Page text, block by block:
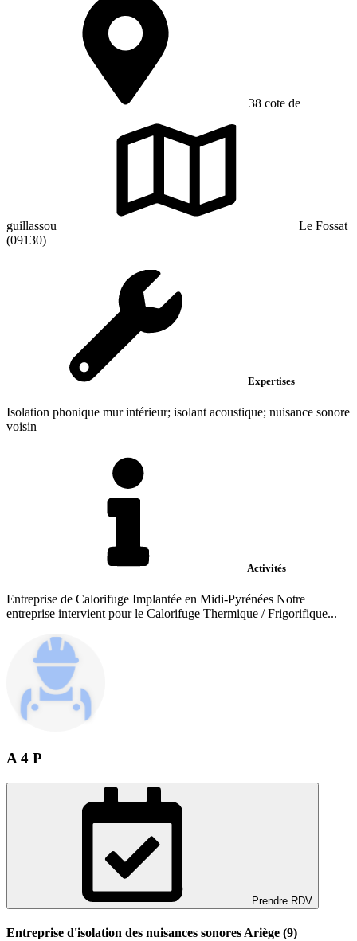
38 cote de
guillassou
Le Fossat
(09130)
Expertises
Isolation phonique mur intérieur; isolant acoustique; nuisance sonore
voisin
Activités
Entreprise de Calorifuge Implantée en Midi-Pyrénées Notre
entreprise intervient pour le Calorifuge Thermique / Frigorifique...
A 4 P
Prendre RDV
Entreprise d'isolation des nuisances sonores Ariège (9)